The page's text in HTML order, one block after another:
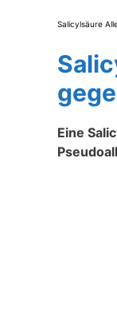
Salicylsäure
Eine